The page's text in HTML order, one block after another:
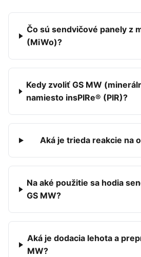
Čo sú sendvičové panely z
(MiWo)?
Kedy zvoliť GS MW
namiesto insPIRe® (PIR)?
Aká je trieda reakcie na
Na aké použitie sa hodia
GS MW?
Aká je dodacia lehota a
MW?